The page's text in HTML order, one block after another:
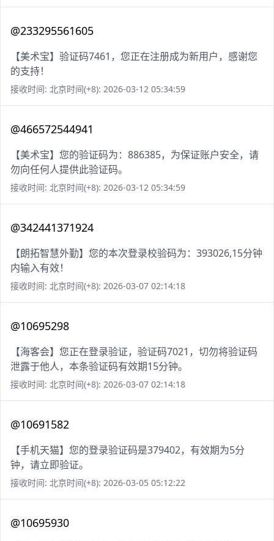
@233295561605
【美术宝】验证码7461，您正在注册成为新用户，感谢您
的支持！
接收时间: 北京时间(+8): 2026-03-12 05:34:59
@466572544941
【美术宝】您的验证码为：886385，为保证账户安全，请
勿向任何人提供此验证码。
接收时间: 北京时间(+8): 2026-03-12 05:34:59
@342441371924
【朗拓智慧外勤】您的本次登录校验码为：393026,15分钟
内输入有效！
接收时间: 北京时间(+8): 2026-03-07 02:14:18
@10695298
【海客会】您正在登录验证，验证码7021，切勿将验证码
泄露于他人，本条验证码有效期15分钟。
接收时间: 北京时间(+8): 2026-03-07 02:14:18
@10691582
【手机天猫】您的登录验证码是379402，有效期为5分
钟，请立即验证。
接收时间: 北京时间(+8): 2026-03-05 05:12:22
@10695930